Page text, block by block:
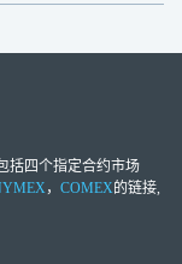
括四个指定合约市场
， COMEX的链接,